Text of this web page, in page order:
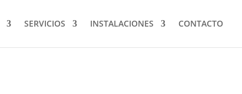
SERVICIOS INSTALACIONES CONTACTO